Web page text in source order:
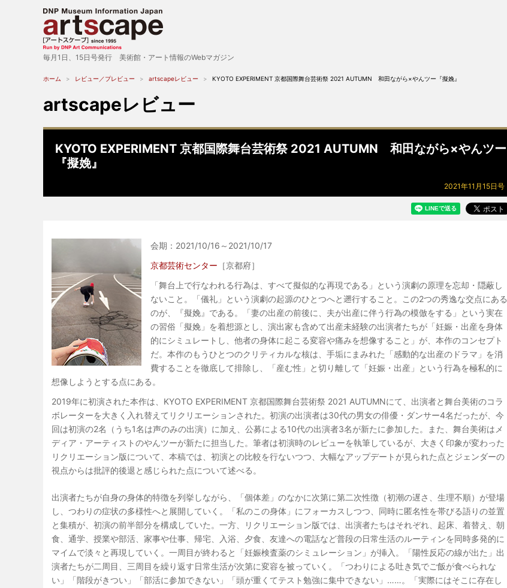
ホーム レビュー／プレビュー artscapeレビュー KYOTO EXPERIMENT 京都国際舞台芸術祭 2021 AUTUMN 和田ながら×やんツー『擬娩』
artscapeレビュー
KYOTO EXPERIMENT 京都国際舞台芸術祭 2021 AUTUMN 和田ながら×やんツー
『擬娩』
2021年11月15日号
会期：2021/10/16～2021/10/17
京都芸術センター ［京都府］
「舞台上で行なわれる行為は、すべて擬似的な再現である」という演劇の原理を忘却・隠蔽し
ないこと。「儀礼」という演劇の起源のひとつへと遡行すること。この2つの秀逸な交点にある
のが、『擬娩』である。「妻の出産の前後に、夫が出産に伴う行為の模倣をする」という実在
の習俗「擬娩」を着想源とし、演出家も含めて出産未経験の出演者たちが「妊娠・出産を身体
的にシミュレートし、他者の身体に起こる変容や痛みを想像すること」が、本作のコンセプト
だ。本作のもうひとつのクリティカルな核は、手垢にまみれた「感動的な出産のドラマ」を消
費することを徹底して排除し、「産む性」と切り離して「妊娠・出産」という行為を極私的に
想像しようとする点にある。
2019年に初演された本作は、KYOTO EXPERIMENT 京都国際舞台芸術祭 2021 AUTUMNにて、出演者と舞台美術のコラ
ボレーターを大きく入れ替えてリクリエーションされた。初演の出演者は30代の男女の俳優・ダンサー4名だったが、今
回は初演の2名（うち1名は声のみの出演）に加え、公募による10代の出演者3名が新たに参加した。また、舞台美術はメ
ディア・アーティストのやんツーが新たに担当した。筆者は初演時のレビューを執筆しているが、大きく印象が変わった
リクリエーション版について、本稿では、初演との比較を行ないつつ、大幅なアップデートが見られた点とジェンダーの
視点からは批評的後退と感じられた点について述べる。
出演者たちが自身の身体的特徴を列挙しながら、「個体差」のなかに次第に第二次性徴（初潮の遅さ、生理不順）が登場
し、つわりの症状の多様性へと展開していく。「私のこの身体」にフォーカスしつつ、同時に匿名性を帯びる語りの並置
と集積が、初演の前半部分を構成していた。一方、リクリエーション版では、出演者たちはそれぞれ、起床、着替え、朝
食、通学、授業や部活、家事や仕事、帰宅、入浴、夕食、友達への電話など普段の日常生活のルーティンを同時多発的に
マイムで淡々と再現していく。一周目が終わると「妊娠検査薬のシミュレーション」が挿入。「陽性反応の線が出た」出
演者たちが二周目、三周目を繰り返す日常生活が次第に変容を被っていく。「つわりによる吐き気でご飯が食べられな
い」「階段がきつい」「部活に参加できない」「頭が重くてテスト勉強に集中できない」……。「実際にはそこに存在し
毎月1日、15日号発行 美術館・アート情報のWebマガジン